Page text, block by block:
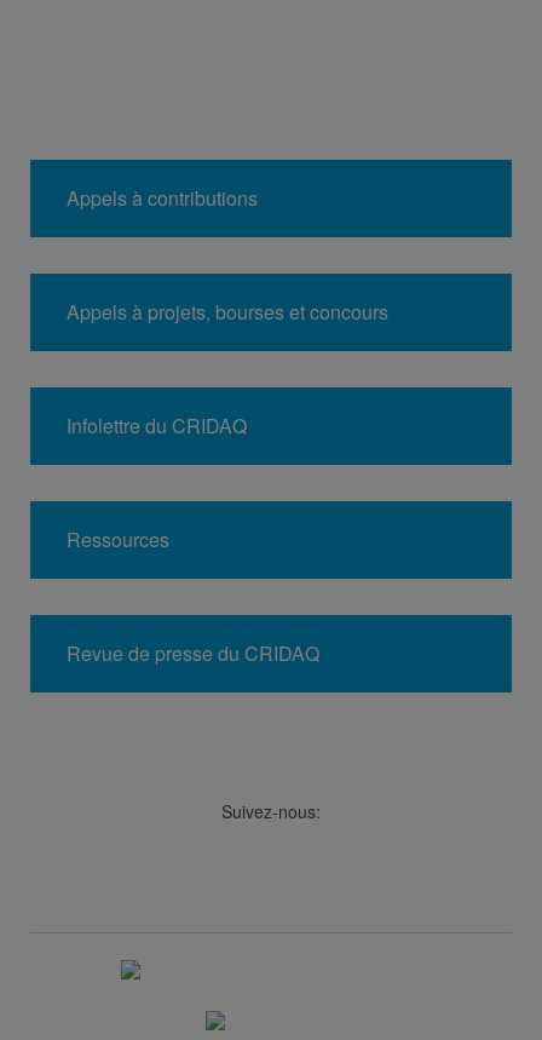
Appels à contributions
Appels à projets, bourses et concours
Infolettre du CRIDAQ
Ressources
Revue de presse du CRIDAQ
Suivez-nous: